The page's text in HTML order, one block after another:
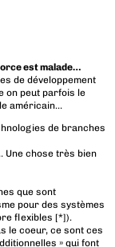
est malade…
de développement
on peut parfois le
américain…
de branches
Une chose très bien
que sont
pour des systèmes
flexibles [*]).
le coeur, ce sont ces
» qui font